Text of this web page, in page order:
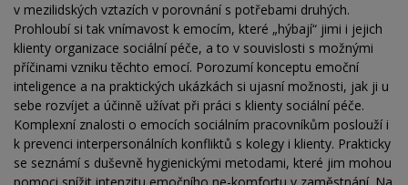
v mezilidských vztazích v porovnání s potřebami druhých.
Prohloubí si tak vnímavost k emocím, které „hýbají“ jimi i jejich
klienty organizace sociální péče, a to v souvislosti s možnými
příčinami vzniku těchto emocí. Porozumí konceptu emoční
inteligence a na praktických ukázkách si ujasní možnosti, jak ji u
sebe rozvíjet a účinně užívat při práci s klienty sociální péče.
Komplexní znalosti o emocích sociálním pracovníkům poslouží i
k prevenci interpersonálních konfliktů s kolegy i klienty. Prakticky
se seznámí s duševně hygienickými metodami, které jim mohou